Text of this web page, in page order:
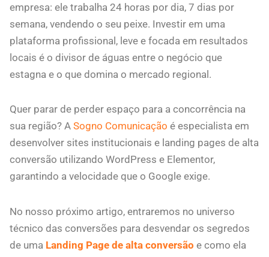
empresa: ele trabalha 24 horas por dia, 7 dias por
semana, vendendo o seu peixe. Investir em uma
plataforma profissional, leve e focada em resultados
locais é o divisor de águas entre o negócio que
estagna e o que domina o mercado regional.
Quer parar de perder espaço para a concorrência na
sua região? A Sogno Comunicação é especialista em
desenvolver sites institucionais e landing pages de alta
conversão utilizando WordPress e Elementor,
garantindo a velocidade que o Google exige.
No nosso próximo artigo, entraremos no universo
técnico das conversões para desvendar os segredos
de uma Landing Page de alta conversão e como ela